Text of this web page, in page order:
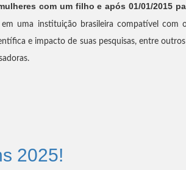
com um filho e após 01/01/2015
uma instituição brasileira compatível com
e impacto de suas pesquisas, entre
2025!